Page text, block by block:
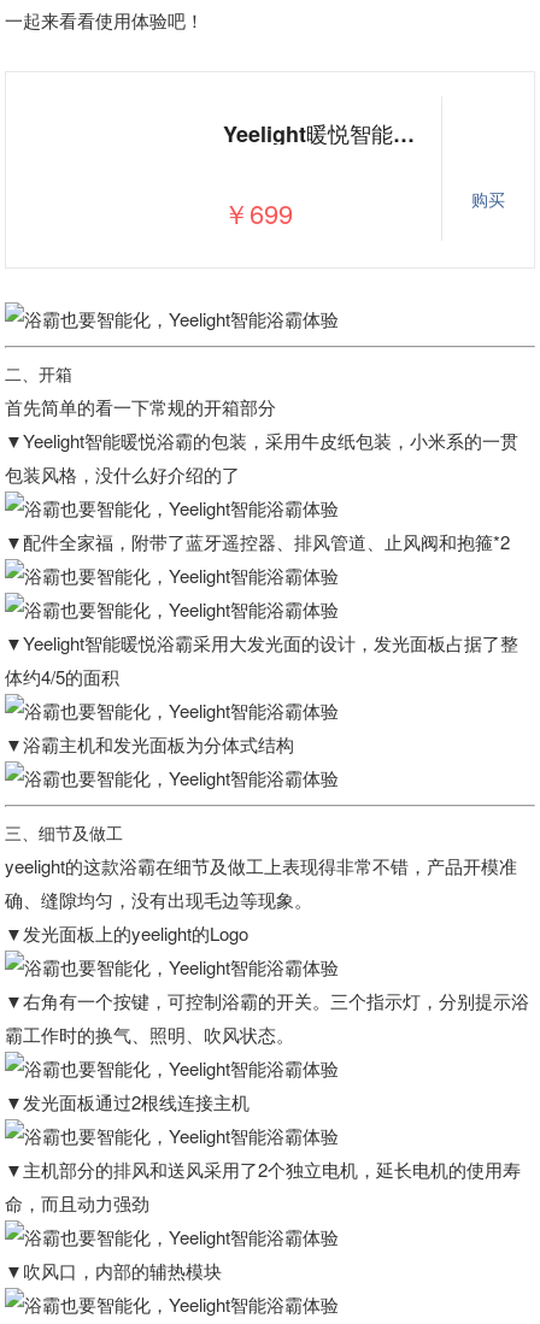
一起来看看使用体验吧！
Yeelight暖悦智能浴霸小米AI语音米家APP控制集成吊顶风暖浴霸智能触摸开关薄浴霸LED灯多功能浴霸
￥699 购买
二、开箱
首先简单的看一下常规的开箱部分
▼Yeelight智能暖悦浴霸的包装，采用牛皮纸包装，小米系的一贯
包装风格，没什么好介绍的了
▼配件全家福，附带了蓝牙遥控器、排风管道、止风阀和抱箍*2
▼Yeelight智能暖悦浴霸采用大发光面的设计，发光面板占据了整
体约4/5的面积
▼浴霸主机和发光面板为分体式结构
三、细节及做工
yeelight的这款浴霸在细节及做工上表现得非常不错，产品开模准
确、缝隙均匀，没有出现毛边等现象。
▼发光面板上的yeelight的Logo
▼右角有一个按键，可控制浴霸的开关。三个指示灯，分别提示浴
霸工作时的换气、照明、吹风状态。
▼发光面板通过2根线连接主机
▼主机部分的排风和送风采用了2个独立电机，延长电机的使用寿
命，而且动力强劲
▼吹风口，内部的辅热模块